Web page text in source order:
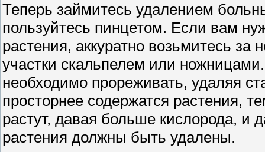
Теперь займитесь удалением
пользуйтесь пинцетом. Если вам
растения, аккуратно возьмитесь
участки скальпелем или
необходимо прореживать, удаляя
просторнее содержатся растения,
растут, давая больше кислорода, и
растения должны быть удалены.